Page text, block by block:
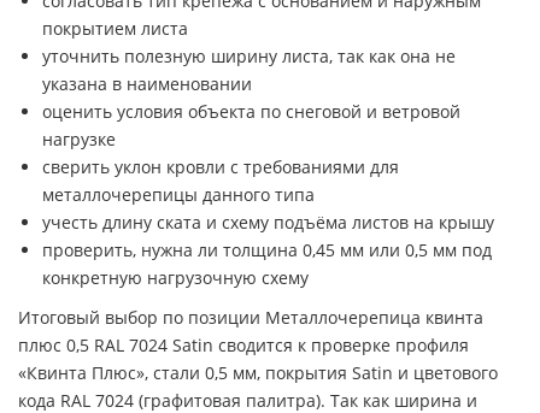
покрытием листа
уточнить полезную ширину листа, так как она не
указана в наименовании
оценить условия объекта по снеговой и ветровой
нагрузке
сверить уклон кровли с требованиями для
металлочерепицы данного типа
учесть длину ската и схему подъёма листов на крышу
проверить, нужна ли толщина 0,45 мм или 0,5 мм под
конкретную нагрузочную схему
Итоговый выбор по позиции Металлочерепица квинта
плюс 0,5 RAL 7024 Satin сводится к проверке профиля
«Квинта Плюс», стали 0,5 мм, покрытия Satin и цветового
кода RAL 7024 (графитовая палитра). Так как ширина и